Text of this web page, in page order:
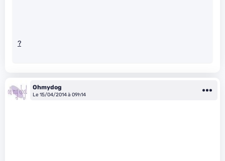
?
Ohmydog
Le 15/04/2014 à 09h14